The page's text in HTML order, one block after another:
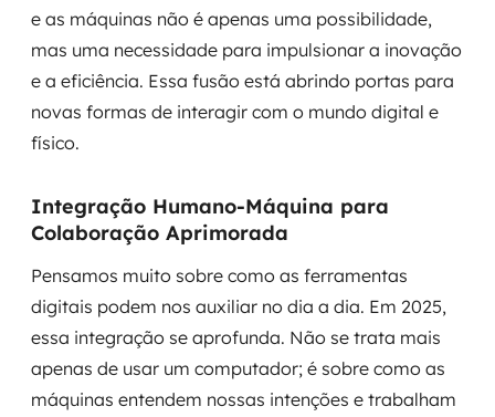
e as máquinas não é apenas uma possibilidade,
mas uma necessidade para impulsionar a inovação
e a eficiência. Essa fusão está abrindo portas para
novas formas de interagir com o mundo digital e
físico.
Integração Humano-Máquina para
Colaboração Aprimorada
Pensamos muito sobre como as ferramentas
digitais podem nos auxiliar no dia a dia. Em 2025,
essa integração se aprofunda. Não se trata mais
apenas de usar um computador; é sobre como as
máquinas entendem nossas intenções e trabalham